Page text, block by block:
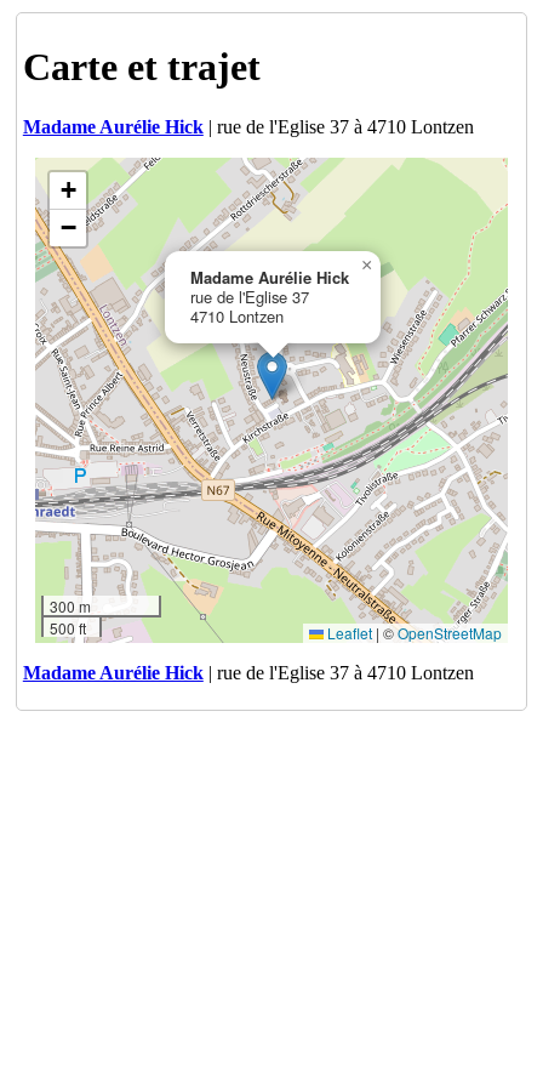
Carte et trajet
Madame Aurélie Hick| rue de l'Eglise 37 à 4710 Lontzen
Madame Aurélie Hick
rue de l'Eglise 37
4710 Lontzen
×
+
−
300 m
500 ft
Leaflet | ©OpenStreetMap
Madame Aurélie Hick| rue de l'Eglise 37 à 4710 Lontzen